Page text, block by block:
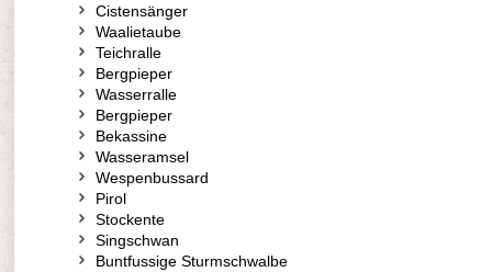
Cistensänger
Waalietaube
Teichralle
Bergpieper
Wasserralle
Bergpieper
Bekassine
Wasseramsel
Wespenbussard
Pirol
Stockente
Singschwan
Buntfussige Sturmschwalbe